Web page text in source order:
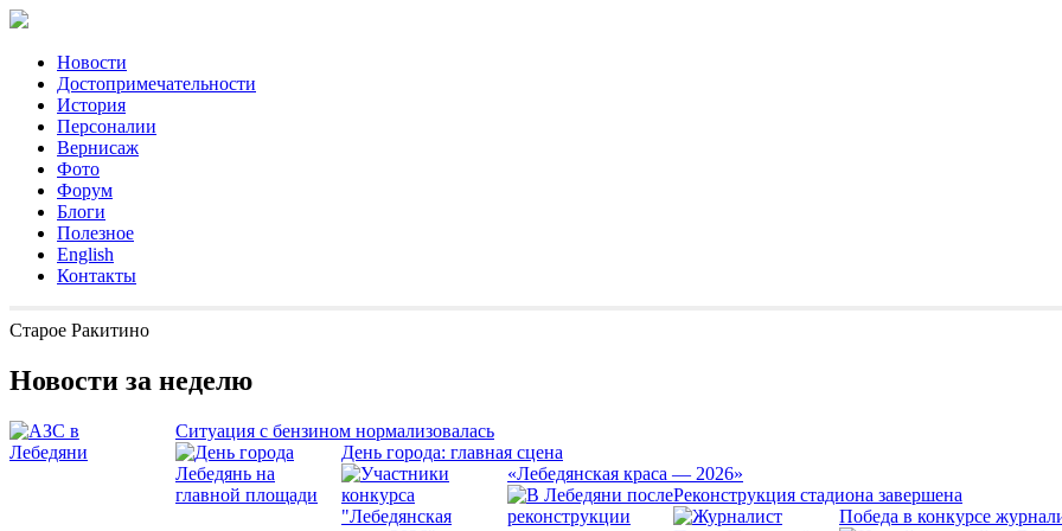
Новости
Достопримечательности
История
Персоналии
Вернисаж
Фото
Форум
Блоги
Полезное
English
Контакты
Старое Ракитино
Новости за неделю
Ситуация с бензином нормализовалась
День города: главная сцена
«Лебедянская краса — 2026»
Реконструкция стадиона завершена
Победа в конкурсе